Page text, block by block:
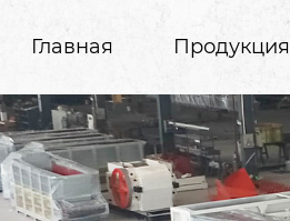
Главная Продукция